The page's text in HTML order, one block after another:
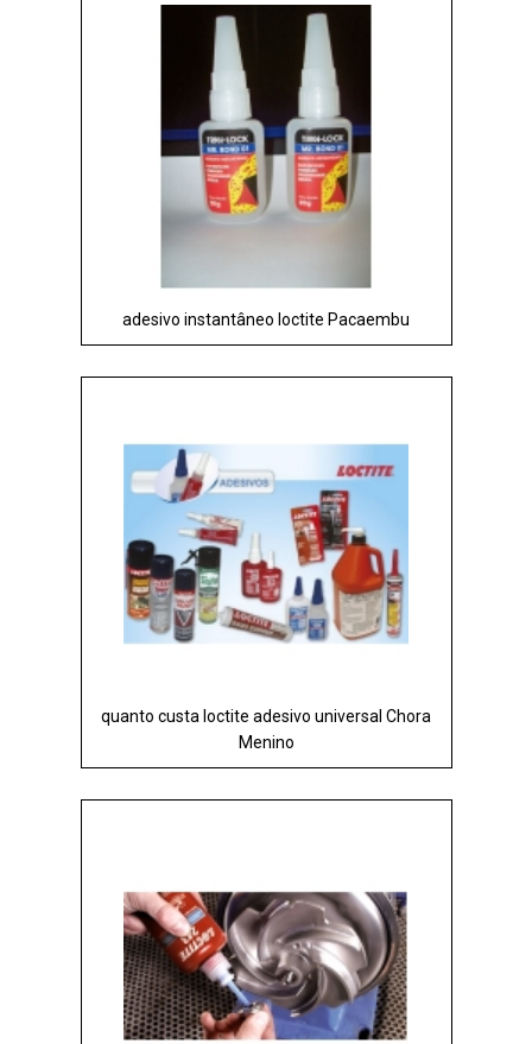
adesivo instantâneo loctite Pacaembu
quanto custa loctite adesivo universal Chora
Menino